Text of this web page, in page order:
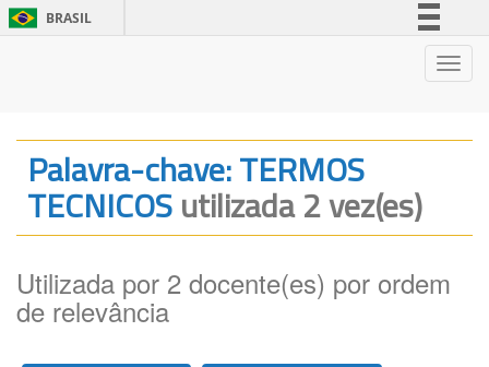
BRASIL
Legislação
Canais
Palavra-chave: TERMOS
TECNICOSutilizada 2 vez(es)
Utilizada por 2 docente(es) por ordem
de relevância